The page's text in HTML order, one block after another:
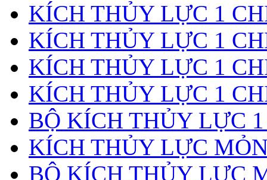
KÍCH THỦY LỰC 1
KÍCH THỦY LỰC 1
KÍCH THỦY LỰC 1
KÍCH THỦY LỰC 1
BỘ KÍCH THỦY LỰC
KÍCH THỦY LỰC
BỘ KÍCH THỦY LỰC